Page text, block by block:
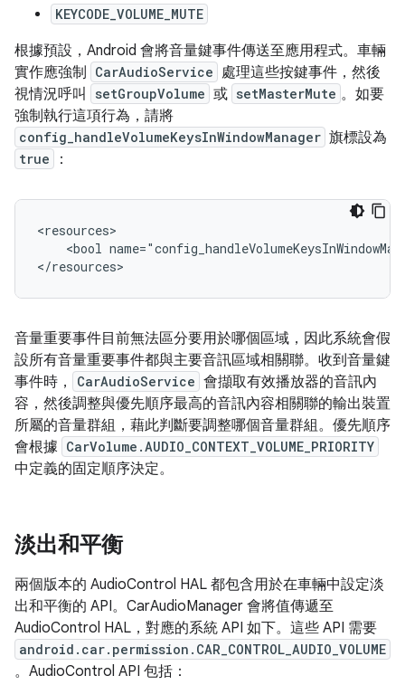
KEYCODE_VOLUME_MUTE
根據預設，Android 會將音量鍵事件傳送至應用程式。車輛
實作應強制 CarAudioService 處理這些按鍵事件，然後
視情況呼叫
setGroupVolume 或 setMasterMute 。如要
強制執行這項行為，請將
config_handleVolumeKeysInWindowManager 旗標設為
true ：
<resources>
<bool
音量重要事件目前無法區分要用於哪個區域，因此系統會假
設所有音量重要事件都與主要音訊區域相關聯。收到音量鍵
事件時，
CarAudioService 會擷取有效播放器的音訊內
容，然後調整與優先順序最高的音訊內容相關聯的輸出裝置
所屬的音量群組，藉此判斷要調整哪個音量群組。優先順序
會根據 CarVolume.AUDIO_CONTEXT_VOLUME_PRIORITY
中定義的固定順序決定。
淡出和平衡
兩個版本的 AudioControl HAL 都包含用於在車輛中設定淡
出和平衡的 API。CarAudioManager 會將值傳遞至
AudioControl HAL，對應的系統 API 如下。這些 API 需要
android.car.permission.CAR_CONTROL_AUDIO_VOLUME
。AudioControl API 包括：